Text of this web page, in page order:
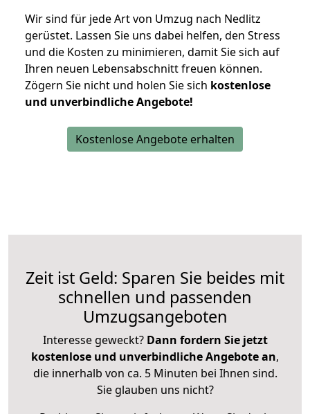
Wir sind für jede Art von Umzug nach Nedlitz
gerüstet. Lassen Sie uns dabei helfen, den Stress
und die Kosten zu minimieren, damit Sie sich auf
Ihren neuen Lebensabschnitt freuen können.
Zögern Sie nicht und holen Sie sich kostenlose
und unverbindliche Angebote!
Kostenlose Angebote erhalten
Zeit ist Geld: Sparen Sie beides mit
schnellen und passenden
Umzugsangeboten
Interesse geweckt? Dann fordern Sie jetzt
kostenlose und unverbindliche Angebote an,
die innerhalb von ca. 5 Minuten bei Ihnen sind.
Sie glauben uns nicht?